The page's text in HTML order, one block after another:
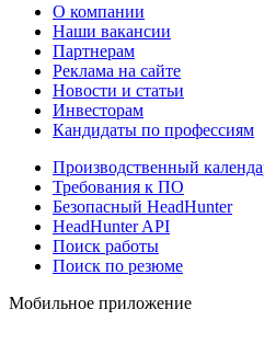
О компании
Наши вакансии
Партнерам
Реклама на сайте
Новости и статьи
Инвесторам
Кандидаты по профессиям
Производственный
Требования к ПО
Безопасный HeadHunter
HeadHunter API
Поиск работы
Поиск по резюме
Мобильное приложение